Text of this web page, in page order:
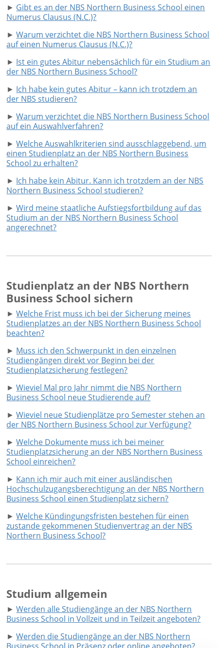
► Gibt es an der NBS Northern Business School einen
Numerus Clausus (N.C.)?
►Warum verzichtet die NBS Northern Business School
auf einen Numerus Clausus (N.C.)?
► Ist ein gutes Abitur nebensächlich für ein Studium an
der NBS Northern Business School?
► Ich habe kein gutes Abitur – kann ich trotzdem an
der NBS studieren?
►Warum verzichtet die NBS Northern Business School
auf ein Auswahlverfahren?
►Welche Auswahlkriterien sind ausschlaggebend, um
einen Studienplatz an der NBS Northern Business
School zu erhalten?
► Ich habe kein Abitur. Kann ich trotzdem an der NBS
Northern Business School studieren?
►Wird meine staatliche Aufstiegsfortbildung auf das
Studium an der NBS Northern Business School
angerechnet?
Studienplatz an der NBS Northern
Business School sichern
►Welche Frist muss ich bei der Sicherung meines
Studienplatzes an der NBS Northern Business School
beachten?
► Muss ich den Schwerpunkt in den einzelnen
Studiengängen direkt vor Beginn bei der
Studienplatzsicherung festlegen?
►Wieviel Mal pro Jahr nimmt die NBS Northern
Business School neue Studierende auf?
►Wieviel neue Studienplätze pro Semester stehen an
der NBS Northern Business School zur Verfügung?
►Welche Dokumente muss ich bei meiner
Studienplatzsicherung an der NBS Northern Business
School einreichen?
► Kann ich mir auch mit einer ausländischen
Hochschulzugangsberechtigung an der NBS Northern
Business School einen Studienplatz sichern?
►Welche Kündingungsfristen bestehen für einen
zustande gekommenen Studienvertrag an der NBS
Northern Business School?
Studium allgemein
►Werden alle Studiengänge an der NBS Northern
Business School in Vollzeit und in Teilzeit angeboten?
►Werden die Studiengänge an der NBS Northern